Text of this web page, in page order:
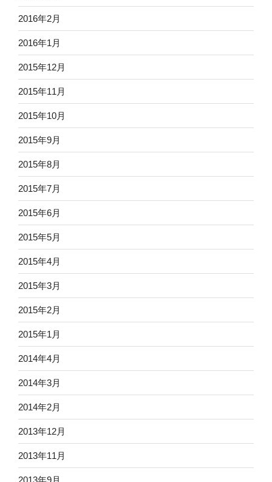
2016年2月
2016年1月
2015年12月
2015年11月
2015年10月
2015年9月
2015年8月
2015年7月
2015年6月
2015年5月
2015年4月
2015年3月
2015年2月
2015年1月
2014年4月
2014年3月
2014年2月
2013年12月
2013年11月
2013年9月